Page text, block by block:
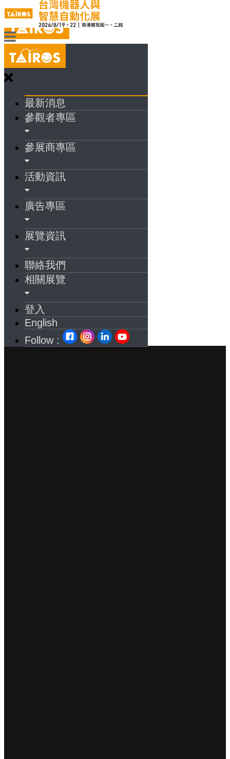
最新消息
參觀者專區
參展商專區
活動資訊
廣告專區
展覽資訊
聯絡我們
相關展覽
登入
English
Follow :